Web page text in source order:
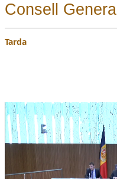
Consell General
Tarda